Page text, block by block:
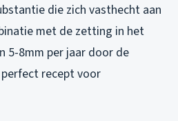
die zich vasthecht aan
met de zetting in het
5-8mm per jaar door de
recept voor